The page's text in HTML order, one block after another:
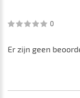
0
Er zijn geen